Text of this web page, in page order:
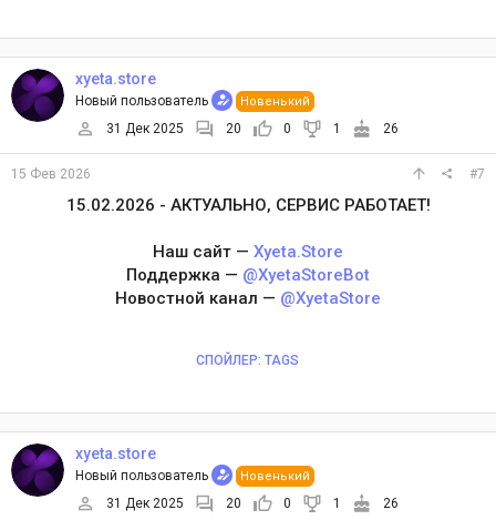
xyeta.store
Новый пользователь Новенький
31 Дек 2025 20 0 1 26
15 Фев 2026 #7
15.02.2026 - АКТУАЛЬНО, СЕРВИС РАБОТАЕТ!
Наш сайт — Xyeta.Store
Поддержка — @XyetaStoreBot
Новостной канал — @XyetaStore
СПОЙЛЕР: TAGS
xyeta.store
Новый пользователь Новенький
31 Дек 2025 20 0 1 26